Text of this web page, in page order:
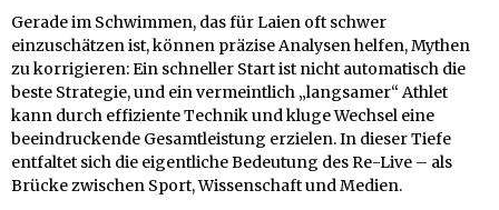
Gerade im Schwimmen, das für Laien oft schwer
einzuschätzen ist, können präzise Analysen helfen, Mythen
zu korrigieren: Ein schneller Start ist nicht automatisch die
beste Strategie, und ein vermeintlich „langsamer“ Athlet
kann durch effiziente Technik und kluge Wechsel eine
beeindruckende Gesamtleistung erzielen. In dieser Tiefe
entfaltet sich die eigentliche Bedeutung des Re-Live – als
Brücke zwischen Sport, Wissenschaft und Medien.